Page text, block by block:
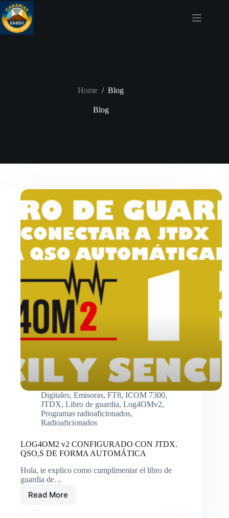
Skip
to
content
Home / Blog
Blog
Digitales, Emisoras, FT8, ICOM 7300,
JTDX, Libro de guardia, Log4OMv2,
Programas radioaficionados,
Radioaficionados
LOG4OM2 v2 CONFIGURADO CON JTDX.
QSO,S DE FORMA AUTOMÁTICA
Hola, te explico como cumplimentar el libro de
guardia de…
Read More
LOG4OM2